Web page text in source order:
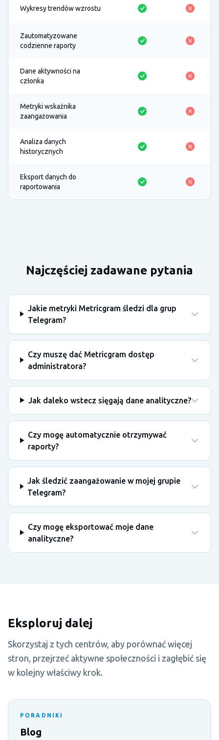
Wykresy trendów wzrostu
Zautomatyzowane
codzienne raporty
Dane aktywności na
członka
Metryki wskaźnika
zaangażowania
Analiza danych
historycznych
Eksport danych do
raportowania
Najczęściej zadawane pytania
Jakie metryki Metricgram śledzi dla grup
Telegram?
Czy muszę dać Metricgram dostęp
administratora?
Jak daleko wstecz sięgają dane analityczne?
Czy mogę automatycznie otrzymywać
raporty?
Jak śledzić zaangażowanie w mojej grupie
Telegram?
Czy mogę eksportować moje dane
analityczne?
Eksploruj dalej
Skorzystaj z tych centrów, aby porównać więcej
stron, przejrzeć aktywne społeczności i zagłębić się
w kolejny właściwy krok.
PORADNIKI
Blog